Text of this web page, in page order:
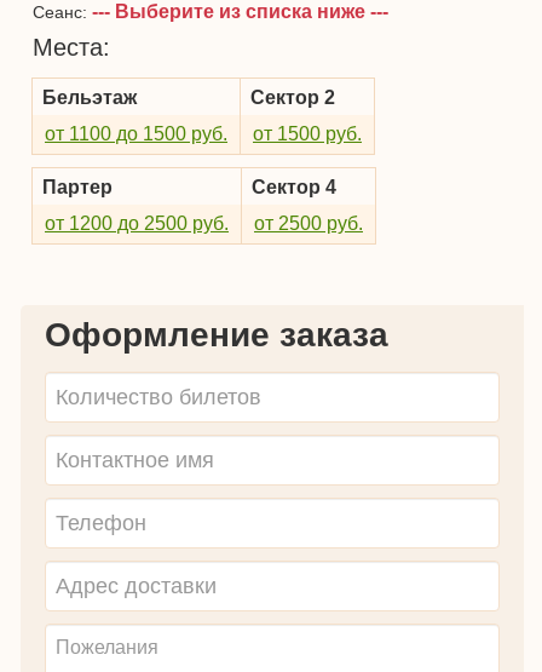
Сеанс: --- Выберите из списка ниже ---
Места:
Бельэтаж
от 1100 до 1500 руб.
Сектор 2
от 1500 руб.
Партер
от 1200 до 2500 руб.
Сектор 4
от 2500 руб.
Оформление заказа